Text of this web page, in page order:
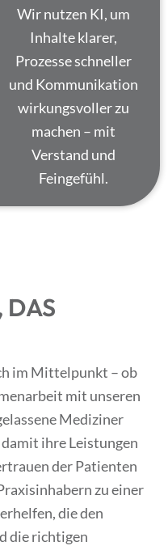
Wir nutzen KI, um
Inhalte klarer,
Prozesse schneller
und Kommunikation
wirkungsvoller zu
machen – mit
Verstand und
Feingefühl.
DAS
im Mittelpunkt – ob
mit unseren
Mediziner
ihre Leistungen
der Patienten
zu einer
die den
die richtigen